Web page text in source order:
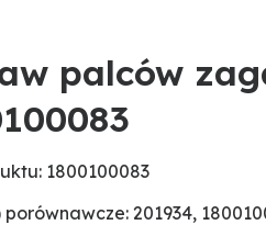
palców
1800100083
201934,